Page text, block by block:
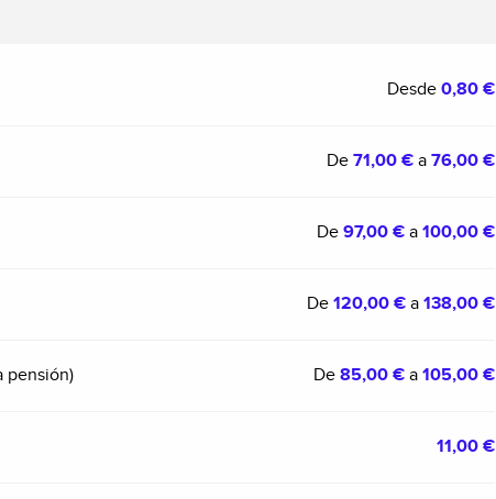
Desde0,80 €
De71,00 € a76,00 €
De97,00 € a100,00 €
De120,00 € a138,00 €
pensión) De85,00 € a105,00 €
11,00 €